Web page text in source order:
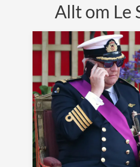
Allt om Le